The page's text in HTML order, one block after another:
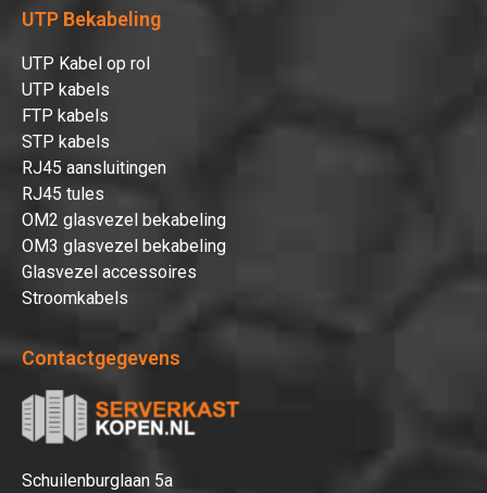
UTP Bekabeling
UTP Kabel op rol
UTP kabels
FTP kabels
STP kabels
RJ45 aansluitingen
RJ45 tules
OM2 glasvezel bekabeling
OM3 glasvezel bekabeling
Glasvezel accessoires
Stroomkabels
Contactgegevens
Schuilenburglaan 5a